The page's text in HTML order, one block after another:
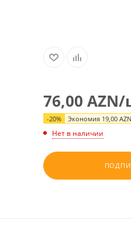
76,00 AZN/
-20% Экономия 19,00 AZN
Нет в наличии